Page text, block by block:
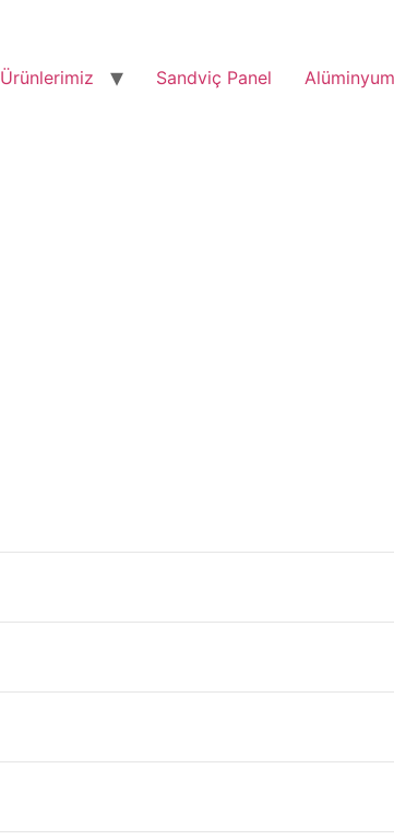
Ürünlerimiz Sandviç Panel
sahiptir veKarsdistribütörlere uzun süredir
avantajları
sandviç panel ve manuel bükme makinesi